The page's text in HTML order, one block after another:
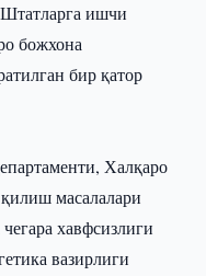
ишчи
божхона
бир қатор
Халқаро
масалалари
хавфсизлиги
вазирлиги